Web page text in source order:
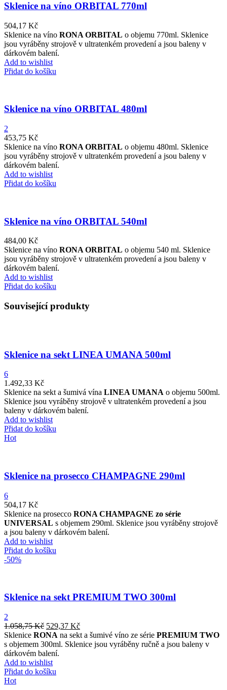
Sklenice na víno ORBITAL 770ml
504,17 Kč
Sklenice na víno RONA ORBITAL o objemu 770ml. Sklenice
jsou vyráběny strojově v ultratenkém provedení a jsou baleny v
dárkovém balení.
Add to wishlist
Přidat do košíku
Sklenice na víno ORBITAL 480ml
2
453,75 Kč
Sklenice na víno RONA ORBITAL o objemu 480ml. Sklenice
jsou vyráběny strojově v ultratenkém provedení a jsou baleny v
dárkovém balení.
Add to wishlist
Přidat do košíku
Sklenice na víno ORBITAL 540ml
484,00 Kč
Sklenice na víno RONA ORBITAL o objemu 540 ml. Sklenice
jsou vyráběny strojově v ultratenkém provedení a jsou baleny v
dárkovém balení.
Add to wishlist
Přidat do košíku
Související produkty
Sklenice na sekt LINEA UMANA 500ml
6
1.492,33 Kč
Sklenice na sekt a šumivá vína LINEA UMANA o objemu 500ml.
Sklenice jsou vyráběny strojově v ultratenkém provedení a jsou
baleny v dárkovém balení.
Add to wishlist
Přidat do košíku
Hot
Sklenice na prosecco CHAMPAGNE 290ml
6
504,17 Kč
Sklenice na prosecco RONA CHAMPAGNE zo série
UNIVERSAL s objemem 290ml. Sklenice jsou vyráběny strojově
a jsou baleny v dárkovém balení.
Add to wishlist
Přidat do košíku
-50%
Sklenice na sekt PREMIUM TWO 300ml
2
1.058,75Kč 529,37 Kč
Sklenice RONA na sekt a šumivé víno ze série PREMIUM TWO
s objemem 300ml. Sklenice jsou vyráběny ručně a jsou baleny v
dárkovém balení.
Add to wishlist
Přidat do košíku
Hot